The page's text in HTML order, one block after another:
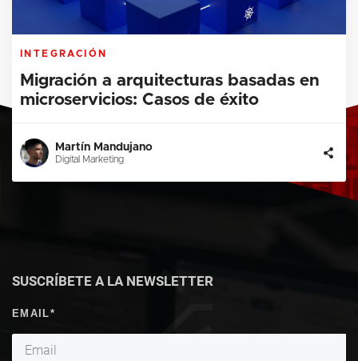
INTEGRACIÓN
Migración a arquitecturas basadas en
microservicios: Casos de éxito
Martín Mandujano
Digital Marketing
SUSCRÍBETE A LA NEWSLETTER